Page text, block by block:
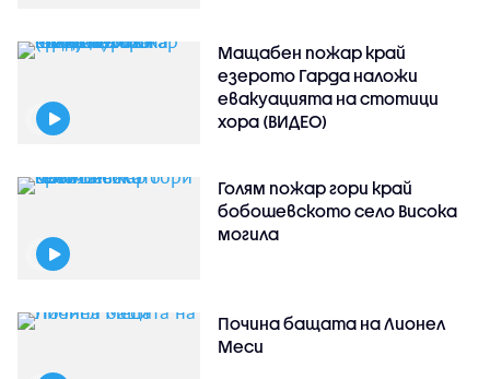
Мащабен пожар край
езерото Гарда наложи
евакуацията на стотици
хора (ВИДЕО)
Голям пожар гори край
бобошевското село Висока
могила
Почина бащата на Лионел
Меси